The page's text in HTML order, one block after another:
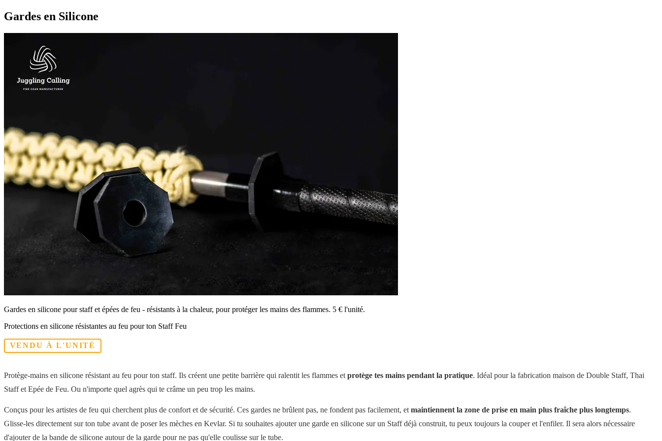
Gardes en Silicone
Gardes en silicone pour staff et épées de feu - résistants à la chaleur, pour protéger les mains des flammes. 5 € l'unité.
Protections en silicone résistantes au feu pour ton Staff Feu
VENDU À L'UNITÉ
Protège-mains en silicone résistant au feu pour ton staff. Ils créent une petite barrière qui ralentit les flammes et protège tes mains pendant la pratique. Idéal pour la fabrication maison de Double Staff, Thai
Staff et Epée de Feu. Ou n'importe quel agrès qui te crâme un peu trop les mains.
Conçus pour les artistes de feu qui cherchent plus de confort et de sécurité. Ces gardes ne brûlent pas, ne fondent pas facilement, et maintiennent la zone de prise en main plus fraîche plus longtemps.
Glisse-les directement sur ton tube avant de poser les mèches en Kevlar. Si tu souhaites ajouter une garde en silicone sur un Staff déjà construit, tu peux toujours la couper et l'enfiler. Il sera alors nécessaire
d'ajouter de la bande de silicone autour de la garde pour ne pas qu'elle coulisse sur le tube.